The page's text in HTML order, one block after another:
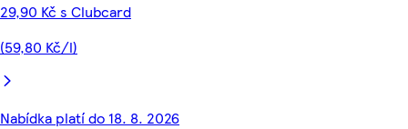
29,90 Kč s Clubcard
(59,80 Kč/l)
Nabídka platí do 18. 8. 2026